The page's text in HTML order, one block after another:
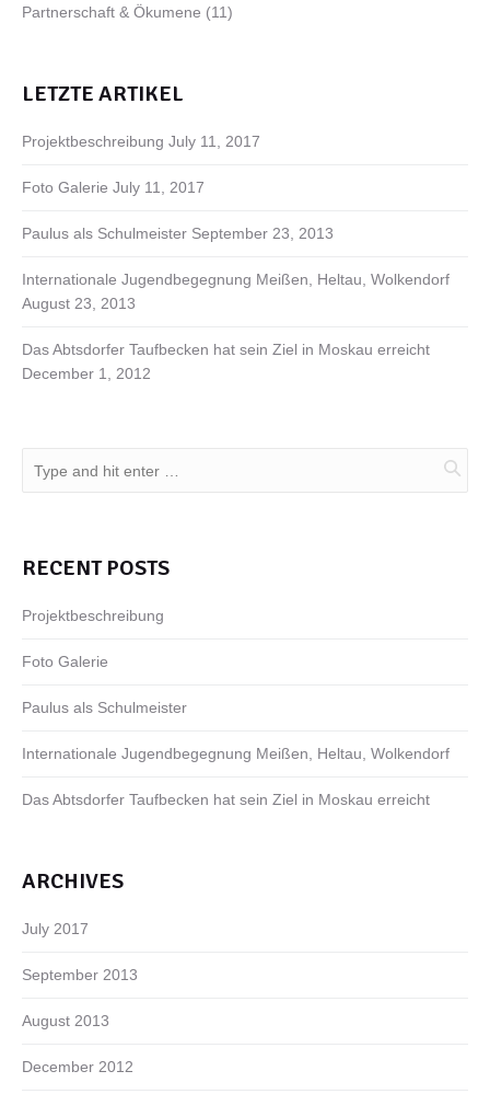
Partnerschaft & Ökumene (11)
LETZTE ARTIKEL
Projektbeschreibung July 11, 2017
Foto Galerie July 11, 2017
Paulus als Schulmeister September 23, 2013
Internationale Jugendbegegnung Meißen, Heltau, Wolkendorf
August 23, 2013
Das Abtsdorfer Taufbecken hat sein Ziel in Moskau erreicht
December 1, 2012
RECENT POSTS
Projektbeschreibung
Foto Galerie
Paulus als Schulmeister
Internationale Jugendbegegnung Meißen, Heltau, Wolkendorf
Das Abtsdorfer Taufbecken hat sein Ziel in Moskau erreicht
ARCHIVES
July 2017
September 2013
August 2013
December 2012